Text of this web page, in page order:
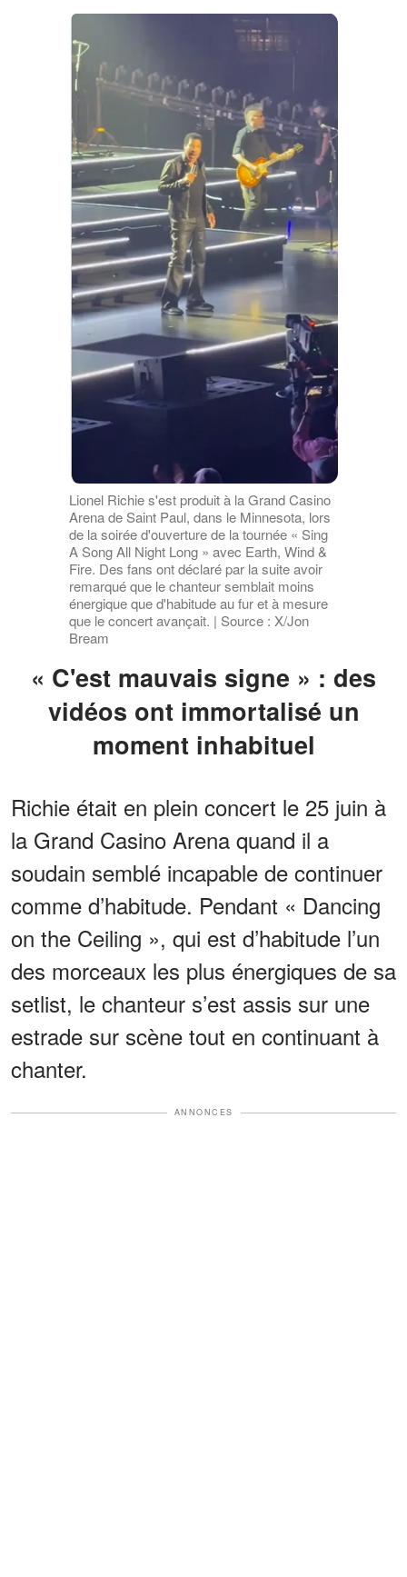
Lionel Richie s'est produit à la Grand Casino
Arena de Saint Paul, dans le Minnesota, lors
de la soirée d'ouverture de la tournée « Sing
A Song All Night Long » avec Earth, Wind &
Fire. Des fans ont déclaré par la suite avoir
remarqué que le chanteur semblait moins
énergique que d'habitude au fur et à mesure
que le concert avançait. | Source : X/Jon
Bream
« C'est mauvais signe » : des
vidéos ont immortalisé un
moment inhabituel
Richie était en plein concert le 25 juin à
la Grand Casino Arena quand il a
soudain semblé incapable de continuer
comme d’habitude. Pendant « Dancing
on the Ceiling », qui est d’habitude l’un
des morceaux les plus énergiques de sa
setlist, le chanteur s’est assis sur une
estrade sur scène tout en continuant à
chanter.
ANNONCES